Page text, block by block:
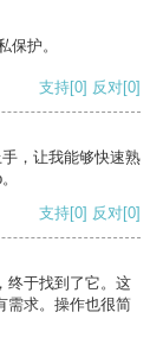
保护。
支持[0] 反对[0]
，让我能够快速熟
支持[0] 反对[0]
终于找到了它。这
需求。操作也很简